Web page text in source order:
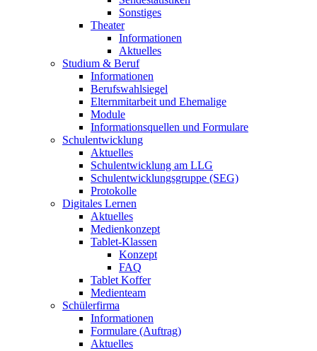
Sonstiges
Theater
Informationen
Aktuelles
Studium & Beruf
Informationen
Berufswahlsiegel
Elternmitarbeit und Ehemalige
Module
Informationsquellen und Formulare
Schulentwicklung
Aktuelles
Schulentwicklung am LLG
Schulentwicklungsgruppe (SEG)
Protokolle
Digitales Lernen
Aktuelles
Medienkonzept
Tablet-Klassen
Konzept
FAQ
Tablet Koffer
Medienteam
Schülerfirma
Informationen
Formulare (Auftrag)
Aktuelles